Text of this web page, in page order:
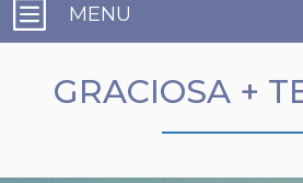
MENU
GRACIOSA +